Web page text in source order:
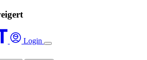
Login